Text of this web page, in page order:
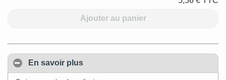
Ajouter au panier
En savoir plus